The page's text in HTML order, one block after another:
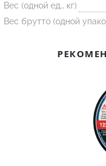
Лодочка
Контакт
Огнеупорная
Вес (одной ед., кг)
Вес брутто (одной